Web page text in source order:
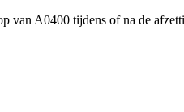
van A0400 tijdens of na de